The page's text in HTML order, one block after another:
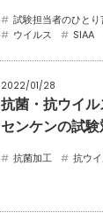
試験担当者のひとり
ウイルス
SIAA
2022/01/28
抗菌・抗ウイ
センケンの試
抗菌加工 抗ウ